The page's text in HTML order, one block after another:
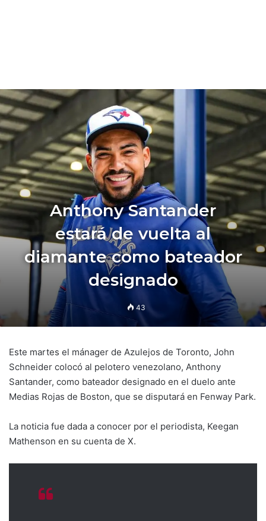
Anthony Santander
estará de vuelta al
diamante como bateador
designado
43
Este martes el mánager de Azulejos de Toronto, John
Schneider colocó al pelotero venezolano, Anthony
Santander, como bateador designado en el duelo ante
Medias Rojas de Boston, que se disputará en Fenway Park.
La noticia fue dada a conocer por el periodista, Keegan
Mathenson en su cuenta de X.